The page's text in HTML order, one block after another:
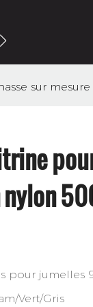
sur
pour jumelles
Vert/Gris